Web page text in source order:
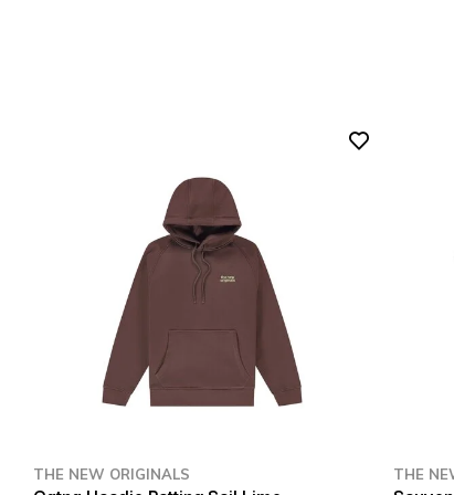
THE NEW ORIGINALS THE